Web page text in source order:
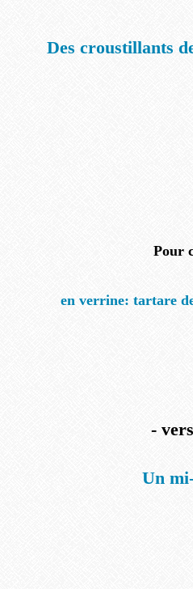
Des croustillants
Pour
en verrine: tartare
-
Un